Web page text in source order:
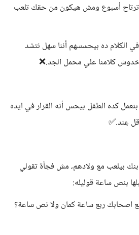
ترتاح أسبوع ومش هيكون من حقك تلعب
في الكلام ده بيحسسهم أننا سهل نتشد
كلامنا علي محمل الجد.❌️
بنعمل كده الطفل بيحس أنه القرار في ايده
عِند.✅️
بيلعب مع ولادهم، مش فجأة تقولي
بنص ساعة قوليله:
اصحابك ربع ساعة كمان ولا نص ساعة؟